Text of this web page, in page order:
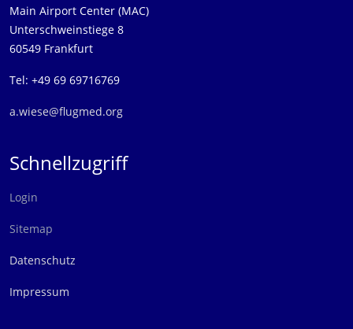
Main Airport Center (MAC)
Unterschweinstiege 8
60549 Frankfurt
Tel: +49 69 69716769
a.wiese@flugmed.org
Schnellzugriff
Login
Sitemap
Datenschutz
Impressum